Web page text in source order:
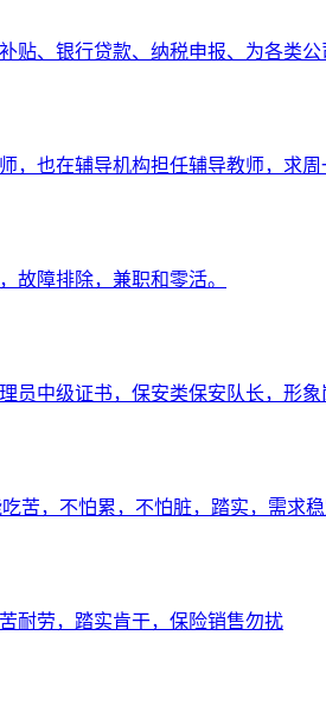
贴、银行贷款、纳税申报、为各类
，也在辅导机构担任辅导教师，求
故障排除，兼职和零活。
员中级证书，保安类保安队长，形
苦，不怕累，不怕脏，踏实，需求
耐劳，踏实肯干，保险销售勿扰